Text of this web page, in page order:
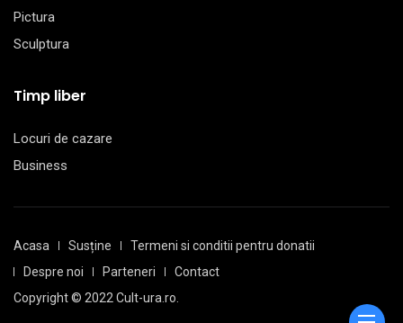
Pictura
Sculptura
Timp liber
Locuri de cazare
Business
Acasa Susține
Termeni si conditii pentru donatii
Despre noi
Parteneri
Contact
Copyright © 2022 Cult-ura.ro.